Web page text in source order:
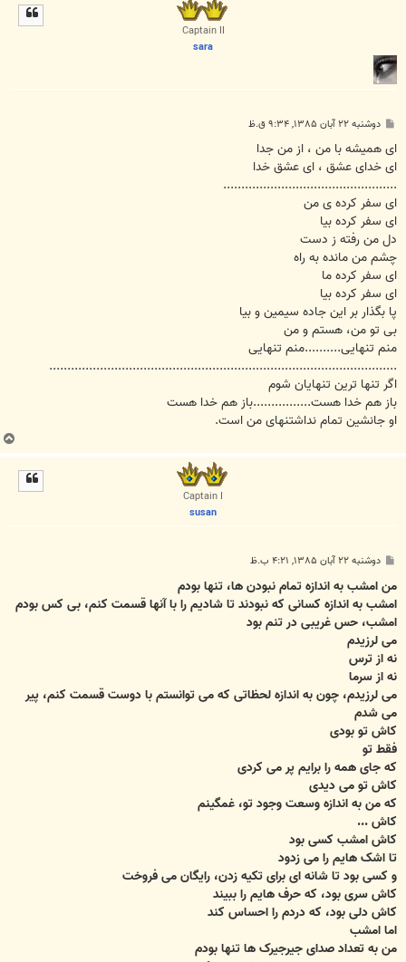
Captain II
sara
پ
ت
دوشنبه ۲۲ آبان ۱۳۸۵, ۹:۳۴ ق.ظ
ای همیشه با من ، از من جدا
ای خدای عشق ، ای عشق خدا
................................................
ای سفر کرده ی من
ای سفر کرده بیا
دل من رفته ز دست
چشم من مانده به راه
ای سفر کرده ما
ای سفر کرده بیا
پا بگذار بر این جاده سیمین و بیا
بی تو من، هستم و من
منم تنهایی..........منم تنهایی
................................................................................................
اگر تنها ترین تنهایان شوم
باز هم خدا هست................باز هم خدا هست
او جانشین تمام نداشتنهای من است.
ب
ا
Captain I
susan
پ
ت
دوشنبه ۲۲ آبان ۱۳۸۵, ۴:۲۱ ب.ظ
من امشب به اندازه تمام نبودن ها، تنها بودم
امشب به اندازه کسانی که نبودند تا شادیم را با آنها قسمت کنم، بی کس بودم
امشب، حس غریبی در تنم بود
می لرزیدم
نه از ترس
نه از سرما
می لرزیدم، چون به اندازه لحظاتی که می توانستم با دوست قسمت کنم، پیر
می شدم
کاش تو بودی
فقط تو
که جای همه را برایم پر می کردی
کاش تو می دیدی
که من به اندازه وسعت وجود تو، غمگینم
کاش ...
کاش امشب کسی بود
تا اشک هایم را می زدود
و کسی بود تا شانه ای برای تکیه زدن، رایگان می فروخت
کاش سری بود، که حرف هایم را ببیند
کاش دلی بود، که دردم را احساس کند
اما امشب
من به تعداد صدای جیرجیرک ها تنها بودم